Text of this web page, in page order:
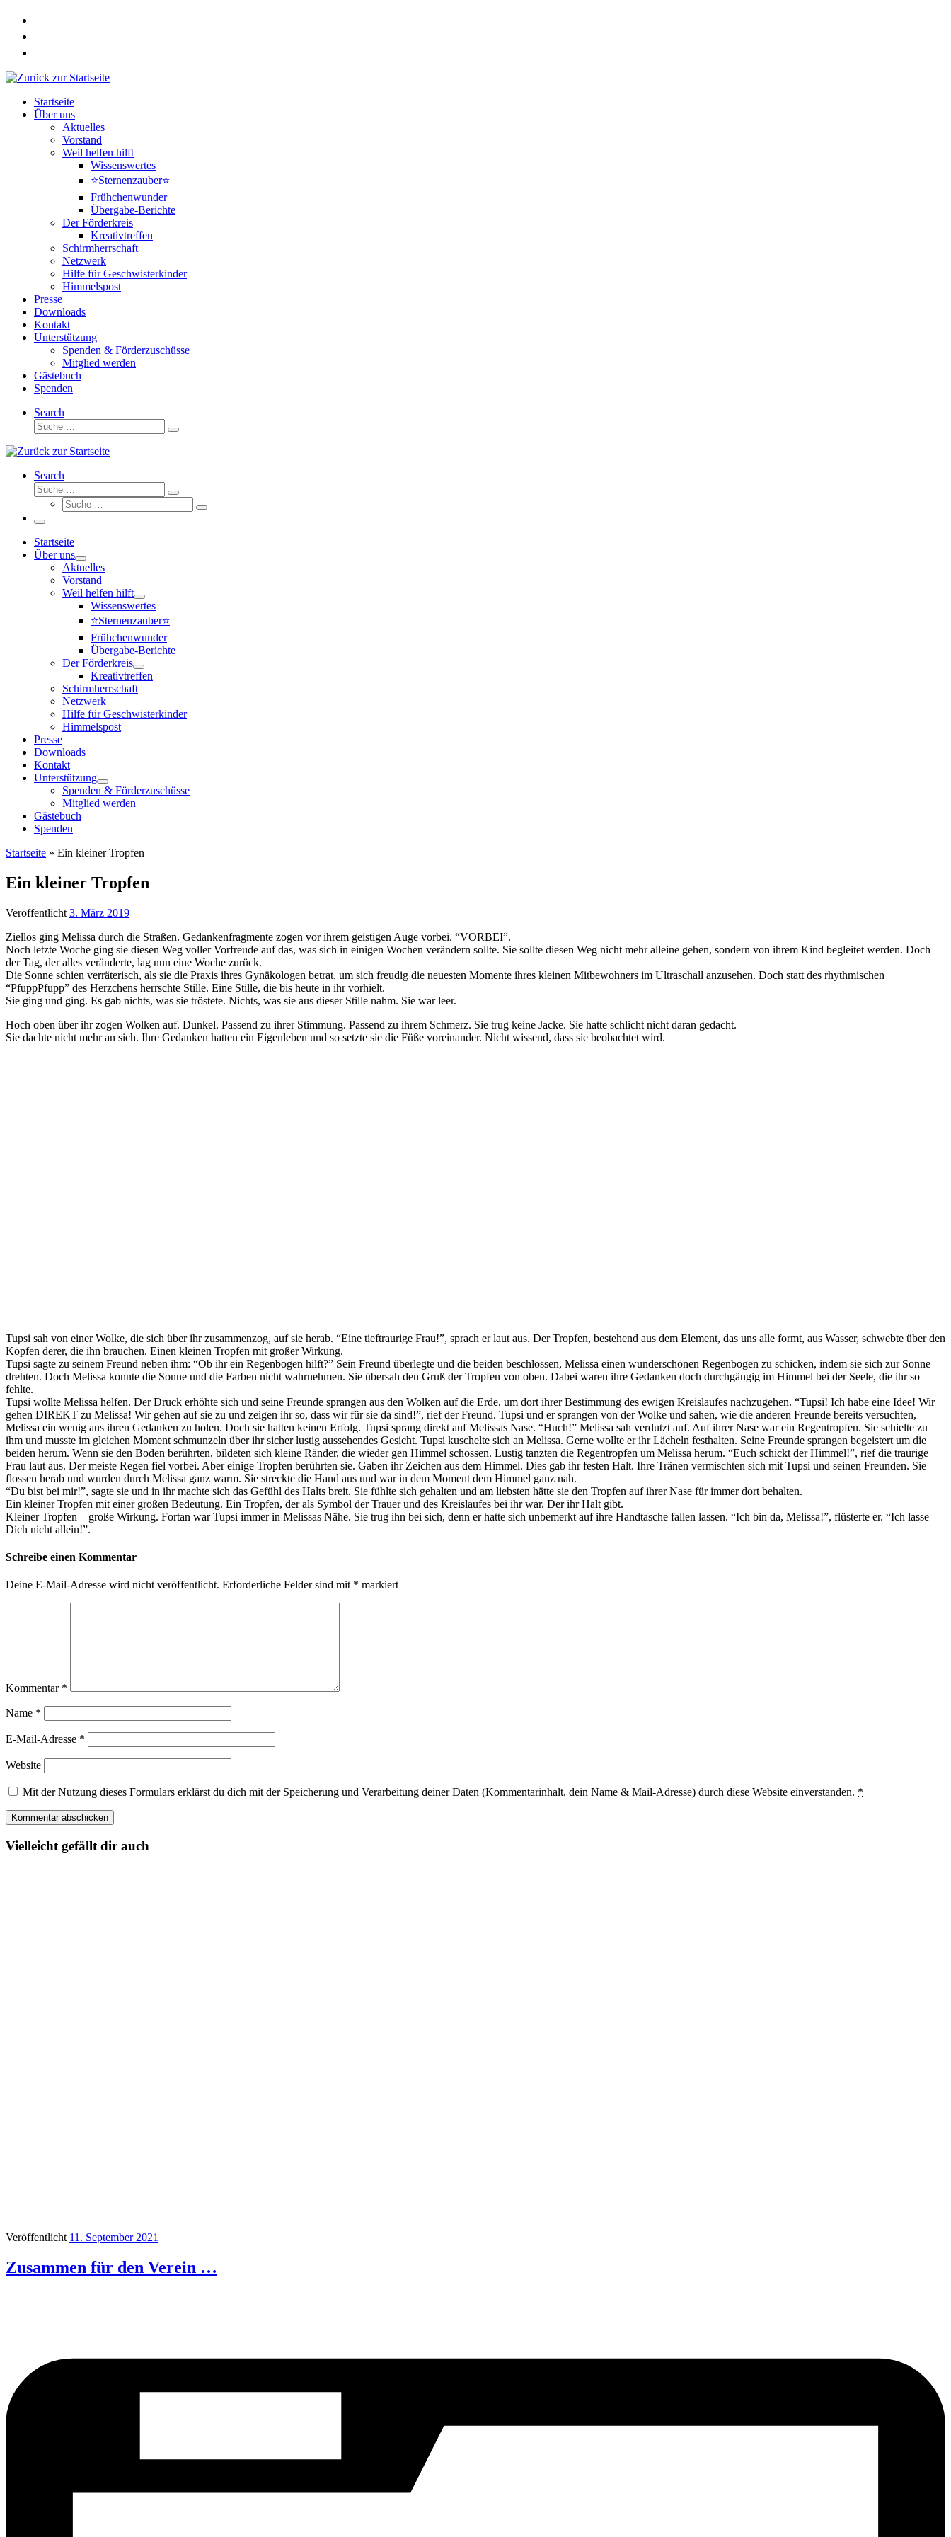
Zum
springen
Startseite
Über uns
Aktuelles
Vorstand
Weil helfen hilft
Wissenswertes
⭐Sternenzauber⭐
Frühchenwunder
Übergabe-Berichte
Der Förderkreis
Kreativtreffen
Schirmherrschaft
Netzwerk
Hilfe für Geschwisterkinder
Himmelspost
Presse
Downloads
Kontakt
Unterstützung
Spenden & Förderzuschüsse
Mitglied werden
Gästebuch
Spenden
Search
Suche
Suche
Search
Suche
Suche
Suche
Suche
Menü
Startseite
Über uns
Aktuelles
Vorstand
Weil helfen hilft
Wissenswertes
⭐Sternenzauber⭐
Frühchenwunder
Übergabe-Berichte
Der Förderkreis
Kreativtreffen
Schirmherrschaft
Netzwerk
Hilfe für Geschwisterkinder
Himmelspost
Presse
Downloads
Kontakt
Unterstützung
Spenden & Förderzuschüsse
Mitglied werden
Gästebuch
Spenden
Startseite » Ein kleiner Tropfen
Ein kleiner Tropfen
Veröffentlicht 3. März 2019
Ziellos ging Melissa durch die Straßen. Gedankenfragmente zogen vor ihrem geistigen Auge vorbei. “VORBEI”.
Noch letzte Woche ging sie diesen Weg voller Vorfreude auf das, was sich in einigen Wochen verändern sollte. Sie sollte diesen Weg nicht mehr alleine gehen, sondern von ihrem Kind begleitet werden. Doch
der Tag, der alles veränderte, lag nun eine Woche zurück.
Die Sonne schien verräterisch, als sie die Praxis ihres Gynäkologen betrat, um sich freudig die neuesten Momente ihres kleinen Mitbewohners im Ultraschall anzusehen. Doch statt des rhythmischen
“PfuppPfupp” des Herzchens herrschte Stille. Eine Stille, die bis heute in ihr vorhielt.
Sie ging und ging. Es gab nichts, was sie tröstete. Nichts, was sie aus dieser Stille nahm. Sie war leer.
Hoch oben über ihr zogen Wolken auf. Dunkel. Passend zu ihrer Stimmung. Passend zu ihrem Schmerz. Sie trug keine Jacke. Sie hatte schlicht nicht daran gedacht.
Sie dachte nicht mehr an sich. Ihre Gedanken hatten ein Eigenleben und so setzte sie die Füße voreinander. Nicht wissend, dass sie beobachtet wird.
Tupsi sah von einer Wolke, die sich über ihr zusammenzog, auf sie herab. “Eine tieftraurige Frau!”, sprach er laut aus. Der Tropfen, bestehend aus dem Element, das uns alle formt, aus Wasser, schwebte über den
Köpfen derer, die ihn brauchen. Einen kleinen Tropfen mit großer Wirkung.
Tupsi sagte zu seinem Freund neben ihm: “Ob ihr ein Regenbogen hilft?” Sein Freund überlegte und die beiden beschlossen, Melissa einen wunderschönen Regenbogen zu schicken, indem sie sich zur Sonne
drehten. Doch Melissa konnte die Sonne und die Farben nicht wahrnehmen. Sie übersah den Gruß der Tropfen von oben. Dabei waren ihre Gedanken doch durchgängig im Himmel bei der Seele, die ihr so
fehlte.
Tupsi wollte Melissa helfen. Der Druck erhöhte sich und seine Freunde sprangen aus den Wolken auf die Erde, um dort ihrer Bestimmung des ewigen Kreislaufes nachzugehen. “Tupsi! Ich habe eine Idee! Wir
gehen DIREKT zu Melissa! Wir gehen auf sie zu und zeigen ihr so, dass wir für sie da sind!”, rief der Freund. Tupsi und er sprangen von der Wolke und sahen, wie die anderen Freunde bereits versuchten,
Melissa ein wenig aus ihren Gedanken zu holen. Doch sie hatten keinen Erfolg. Tupsi sprang direkt auf Melissas Nase. “Huch!” Melissa sah verdutzt auf. Auf ihrer Nase war ein Regentropfen. Sie schielte zu
ihm und musste im gleichen Moment schmunzeln über ihr sicher lustig aussehendes Gesicht. Tupsi kuschelte sich an Melissa. Gerne wollte er ihr Lächeln festhalten. Seine Freunde sprangen begeistert um die
beiden herum. Wenn sie den Boden berührten, bildeten sich kleine Ränder, die wieder gen Himmel schossen. Lustig tanzten die Regentropfen um Melissa herum. “Euch schickt der Himmel!”, rief die traurige
Frau laut aus. Der meiste Regen fiel vorbei. Aber einige Tropfen berührten sie. Gaben ihr Zeichen aus dem Himmel. Dies gab ihr festen Halt. Ihre Tränen vermischten sich mit Tupsi und seinen Freunden. Sie
flossen herab und wurden durch Melissa ganz warm. Sie streckte die Hand aus und war in dem Moment dem Himmel ganz nah.
“Du bist bei mir!”, sagte sie und in ihr machte sich das Gefühl des Halts breit. Sie fühlte sich gehalten und am liebsten hätte sie den Tropfen auf ihrer Nase für immer dort behalten.
Ein kleiner Tropfen mit einer großen Bedeutung. Ein Tropfen, der als Symbol der Trauer und des Kreislaufes bei ihr war. Der ihr Halt gibt.
Kleiner Tropfen – große Wirkung. Fortan war Tupsi immer in Melissas Nähe. Sie trug ihn bei sich, denn er hatte sich unbemerkt auf ihre Handtasche fallen lassen. “Ich bin da, Melissa!”, flüsterte er. “Ich lasse
Dich nicht allein!”.
Schreibe einen Kommentar
Deine E-Mail-Adresse wird nicht veröffentlicht. Erforderliche Felder sind mit * markiert
Kommentar *
Name *
E-Mail-Adresse *
Website
Mit der Nutzung dieses Formulars erklärst du dich mit der Speicherung und Verarbeitung deiner Daten (Kommentarinhalt, dein Name & Mail-Adresse) durch diese Website einverstanden. *
Vielleicht gefällt dir auch
Veröffentlicht 11. September 2021
Zusammen für den Verein …